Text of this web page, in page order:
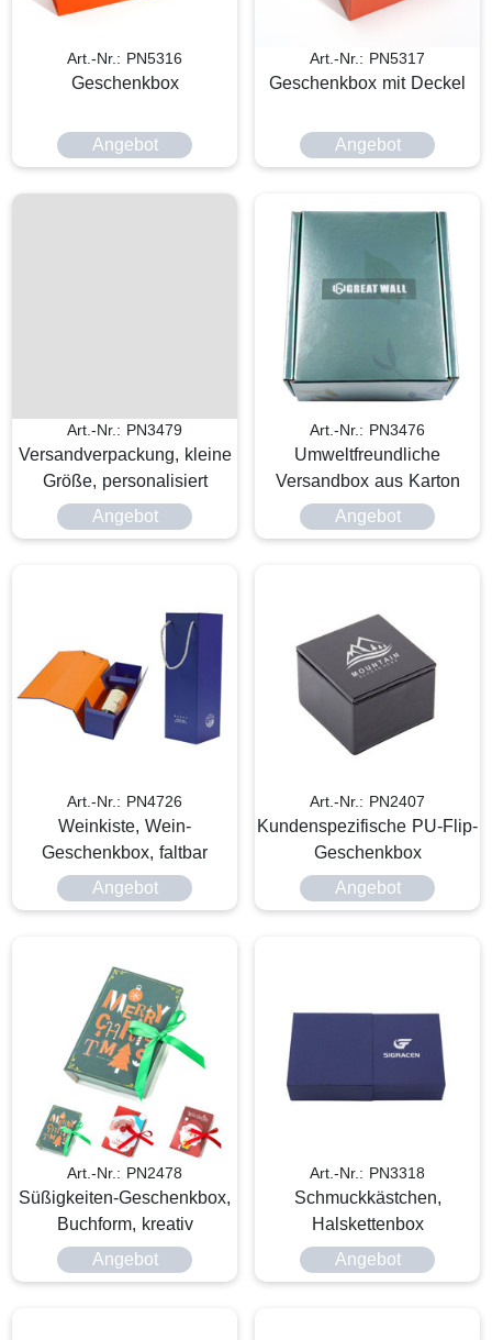
Art.-Nr.: PN5316
Geschenkbox
Angebot
Art.-Nr.: PN5317
Geschenkbox mit Deckel
Angebot
Art.-Nr.: PN3479
Versandverpackung, kleine
Größe, personalisiert
Angebot
Art.-Nr.: PN3476
Umweltfreundliche
Versandbox aus Karton
Angebot
Art.-Nr.: PN4726
Weinkiste, Wein-
Geschenkbox, faltbar
Angebot
Art.-Nr.: PN2407
Kundenspezifische PU-Flip-
Geschenkbox
Angebot
Art.-Nr.: PN2478
Süßigkeiten-Geschenkbox,
Buchform, kreativ
Angebot
Art.-Nr.: PN3318
Schmuckkästchen,
Halskettenbox
Angebot